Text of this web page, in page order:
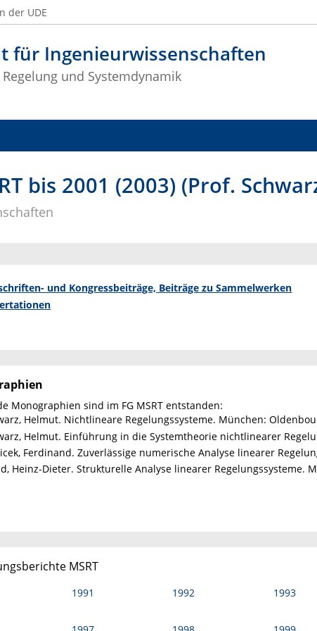
für Ingenieurwissenschaften
und Systemdynamik
der UDE
bis 2001 (2003) (Prof.
und Kongressbeiträge, Beiträge zu Sammelwerken
Monographien sind im FG MSRT entstanden:
Helmut. Nichtlineare Regelungssysteme. München:
Helmut. Einführung in die Systemtheorie nichtlinearer
Ferdinand. Zuverlässige numerische Analyse linearer
Heinz-Dieter. Strukturelle Analyse linearer Regelungssysteme.
MSRT
1991 1992 1993